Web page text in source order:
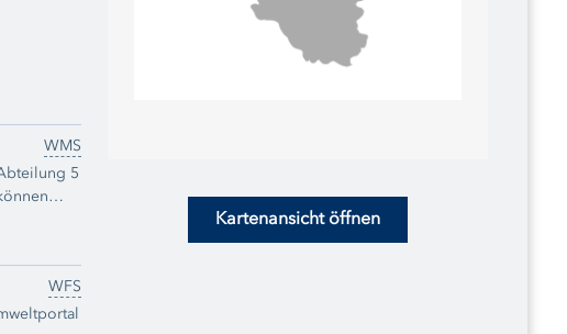
WMS
5
Daten
WFS
Kartenansicht öffnen